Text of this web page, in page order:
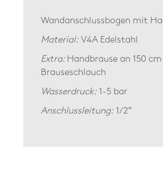
Wandanschlussbogen mit
Material: V4A Edelstahl
Extra: Handbrause an 150 cm
Brauseschlauch
Wasserdruck: 1-5 bar
Anschlussleitung: 1/2″